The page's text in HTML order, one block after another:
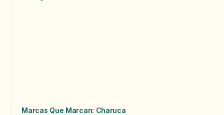
Marcas Que Marcan: Charuca